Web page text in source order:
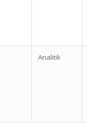
Analitik